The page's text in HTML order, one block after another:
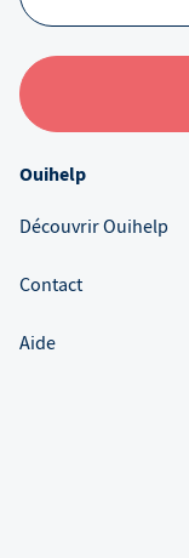
Ouihelp
Découvrir Ouihelp
Contact
Aide